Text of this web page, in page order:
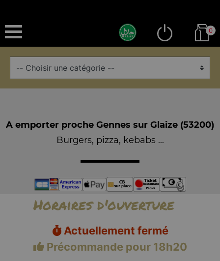
0
A emporter proche Gennes sur Glaize (53200)
Burgers, pizza, kebabs ...
Horaires d'ouverture
Actuellement fermé
Précommande pour 18h20